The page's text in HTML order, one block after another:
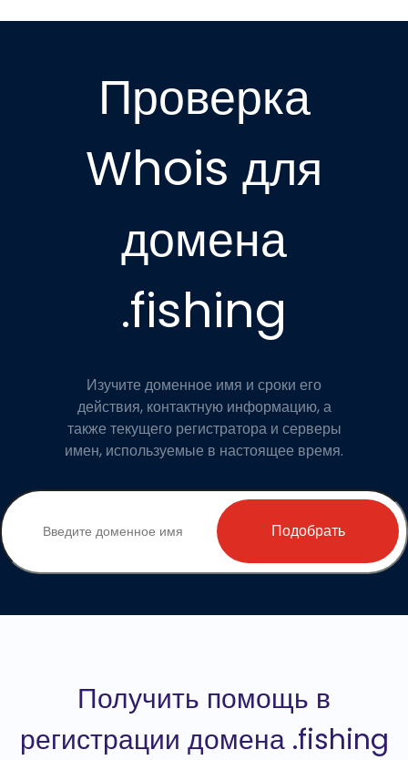
Проверка
Whois для
домена
.fishing
Изучите доменное имя и сроки его
действия, контактную информацию, а
также текущего регистратора и серверы
имен, используемые в настоящее время.
Подобрать
Получить помощь в
регистрации домена .fishing